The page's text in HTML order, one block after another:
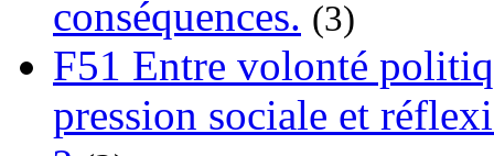
conséquences. (3)
F51 Entre volonté
pression sociale et